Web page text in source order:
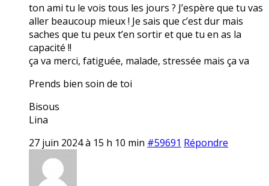
ton ami tu le vois tous les jours ? J’espère que tu vas
aller beaucoup mieux ! Je sais que c’est dur mais
saches que tu peux t’en sortir et que tu en as la
capacité !!
ça va merci, fatiguée, malade, stressée mais ça va
Prends bien soin de toi
Bisous
Lina
27 juin 2024 à 15 h 10 min #59691 Répondre